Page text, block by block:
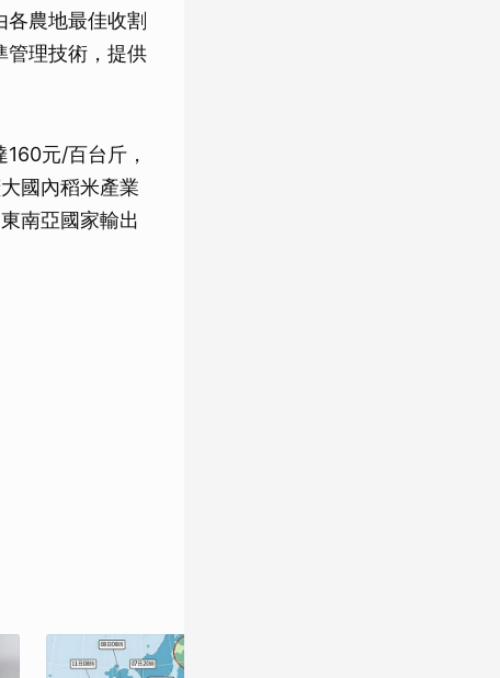
各農地最佳收割
管理技術，提供
元/百台斤，
國內稻米產業
南亞國家輸出